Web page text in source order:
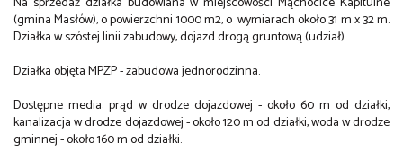
(gmina Masłów), o powierzchni 1000 m2, o wymiarach około 31 m x 32 m.
Działka w szóstej linii zabudowy, dojazd drogą gruntową (udział).
Działka objęta MPZP - zabudowa jednorodzinna.
Dostępne media: prąd w drodze dojazdowej - około 60 m od działki,
kanalizacja w drodze dojazdowej - około 120 m od działki, woda w drodze
gminnej - około 160 m od działki.